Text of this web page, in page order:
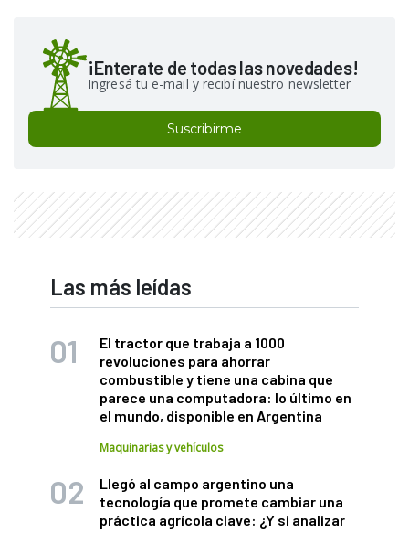
¡Enterate de todas las novedades!
Ingresá tu e-mail y recibí nuestro newsletter
Suscribirme
Las más leídas
El tractor que trabaja a 1000
revoluciones para ahorrar
combustible y tiene una cabina que
parece una computadora: lo último en
el mundo, disponible en Argentina
Maquinarias y vehículos
Llegó al campo argentino una
tecnología que promete cambiar una
práctica agrícola clave: ¿Y si analizar